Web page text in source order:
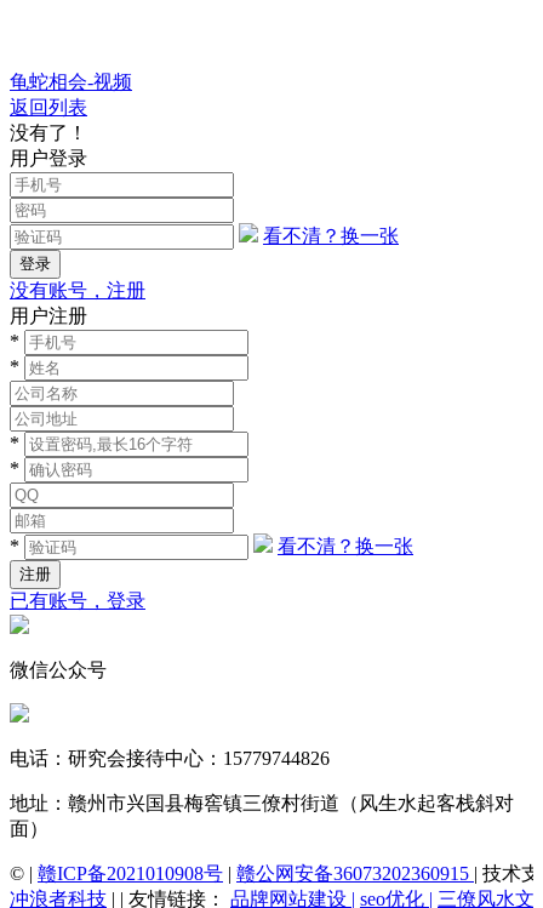
龟蛇相会-视频
返回列表
没有了！
用户登录
看不清？换一张
没有账号，注册
用户注册
*
*
*
*
* 看不清？换一张
已有账号，登录
微信公众号
电话：研究会接待中心：15779744826
地址：赣州市兴国县梅窖镇三僚村街道（风生水起客栈斜对
面）
© | 赣ICP备2021010908号 | 赣公网安备36073202360915 | 技术
冲浪者科技 | | 友情链接： 品牌网站建设 | seo优化 | 三僚风水文